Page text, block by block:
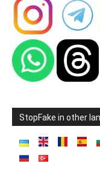
StopFake in other